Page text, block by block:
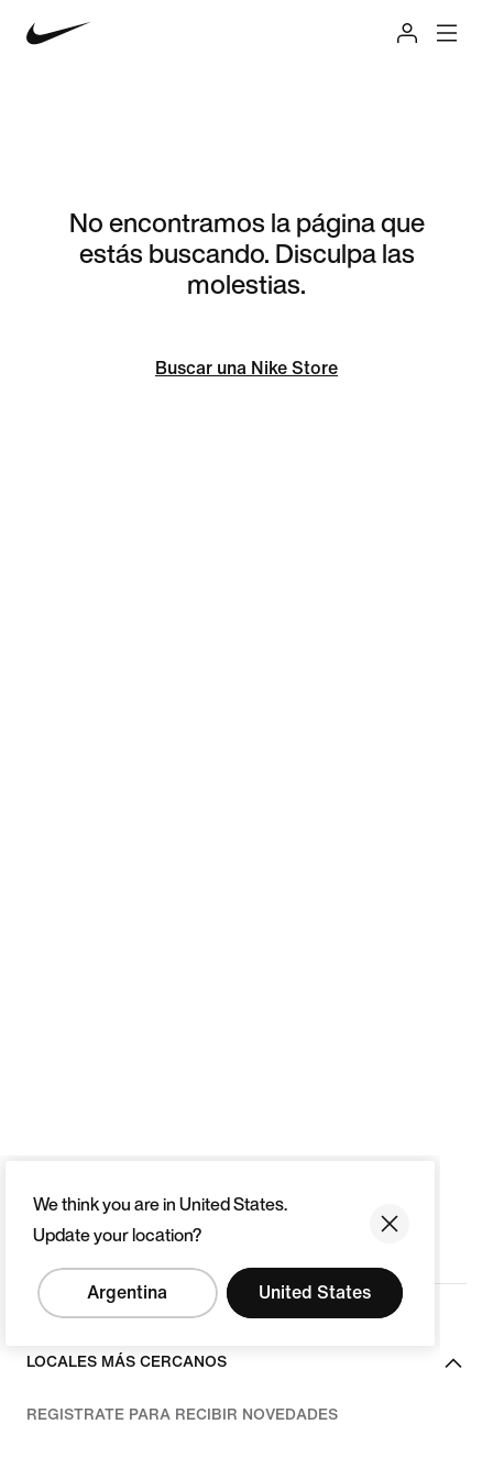
We think you are in United States.
Update your location?
Argentina United States
No encontramos la página que
estás buscando. Disculpa las
molestias.
Buscar una Nike Store
LOCALES MÁS CERCANOS
REGISTRATE PARA RECIBIR NOVEDADES